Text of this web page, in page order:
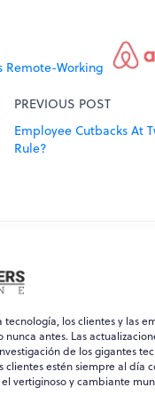
Remote-Working
PREVIOUS POST
Employee Cutbacks At
Rule?
tecnología, los clientes y las
nunca antes. Las
de los gigantes
clientes estén siempre al día
el vertiginoso y cambiante